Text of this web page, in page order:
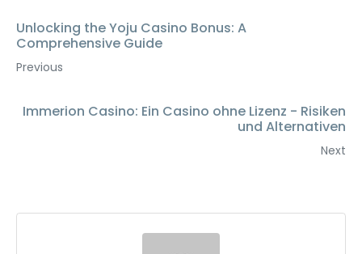
Unlocking the Yoju Casino Bonus: A
Comprehensive Guide
Previous
Immerion Casino: Ein Casino ohne Lizenz - Risiken
und Alternativen
Next